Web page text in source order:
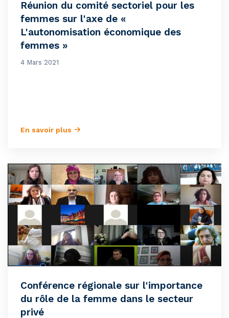
Réunion du comité sectoriel pour les
femmes sur l'axe de «
L'autonomisation économique des
femmes »
4 Mars 2021
En savoir plus
Conférence régionale sur l'importance
du rôle de la femme dans le secteur
privé